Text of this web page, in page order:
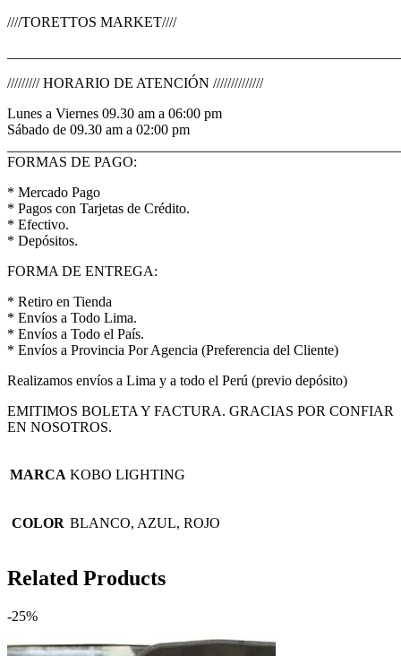
////TORETTOS MARKET////
///////// HORARIO DE ATENCIÓN //////////////
Lunes a Viernes 09.30 am a 06:00 pm
Sábado de 09.30 am a 02:00 pm
FORMAS DE PAGO:
* Mercado Pago
* Pagos con Tarjetas de Crédito.
* Efectivo.
* Depósitos.
FORMA DE ENTREGA:
* Retiro en Tienda
* Envíos a Todo Lima.
* Envíos a Todo el País.
* Envíos a Provincia Por Agencia (Preferencia del Cliente)
Realizamos envíos a Lima y a todo el Perú (previo depósito)
EMITIMOS BOLETA Y FACTURA. GRACIAS POR CONFIAR
EN NOSOTROS.
MARCA KOBO LIGHTING
COLOR BLANCO, AZUL, ROJO
Related Products
-25%